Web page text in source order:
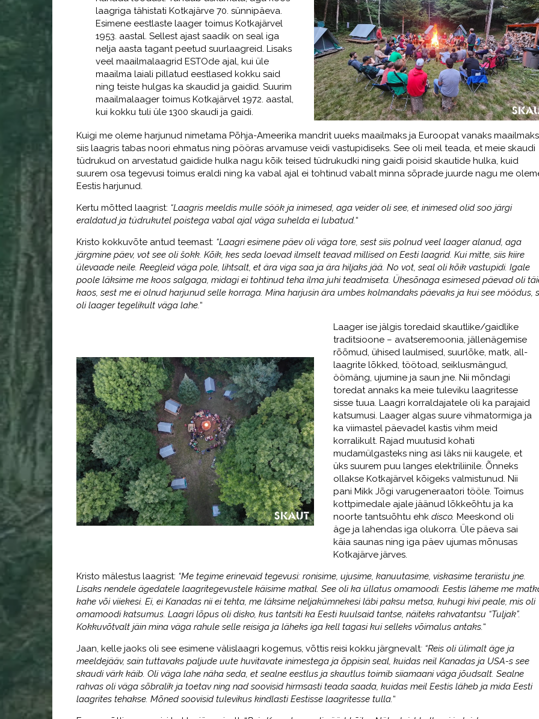
laagriga tähistati Kotkajärve 70. sünnipäeva.
Esimene eestlaste laager toimus Kotkajärvel
1953. aastal. Sellest ajast saadik on seal iga
nelja aasta tagant peetud suurlaagreid. Lisaks
veel maailmalaagrid ESTOde ajal, kui üle
maailma laiali pillatud eestlased kokku said
ning teiste hulgas ka skaudid ja gaidid. Suurim
maailmalaager toimus Kotkajärvel 1972. aastal,
kui kokku tuli üle 1300 skaudi ja gaidi.
Kuigi me oleme harjunud nimetama Põhja-Ameerika mandrit uueks maailmaks ja Euroopat vanaks
siis laagris tabas noori ehmatus ning pööras arvamuse veidi vastupidiseks. See oli meil teada, et meie skaudi
tüdrukud on arvestatud gaidide hulka nagu kõik teised tüdrukudki ning gaidi poisid skautide hulka, kuid
suurem osa tegevusi toimus eraldi ning ka vabal ajal ei tohtinud vabalt minna sõprade juurde nagu me
Eestis harjunud.
Kertu mõtted laagrist: “Laagris meeldis mulle söök ja inimesed, aga veider oli see, et inimesed olid soo järgi
eraldatud ja tüdrukutel poistega vabal ajal väga suhelda ei lubatud.“
Kristo kokkuvõte antud teemast: “Laagri esimene päev oli väga tore, sest siis polnud veel laager alanud, aga
järgmine päev, vot see oli šokk. Kõik, kes seda loevad ilmselt teavad millised on Eesti laagrid. Kui mitte, siis kiire
ülevaade neile. Reegleid väga pole, lihtsalt, et ära viga saa ja ära hiljaks jää. No vot, seal oli kõik vastupidi. Igale
poole läksime me koos salgaga, midagi ei tohtinud teha ilma juhi teadmiseta. Ühesõnaga esimesed päevad oli
kaos, sest me ei olnud harjunud selle korraga. Mina harjusin ära umbes kolmandaks päevaks ja kui see möödus,
oli laager tegelikult väga lahe.“
Laager ise jälgis toredaid skautlike/gaidlike
traditsioone – avatseremoonia, jällenägemise
rõõmud, ühised laulmised, suurlõke, matk, all-
laagrite lõkked, töötoad, seiklusmängud,
öömäng, ujumine ja saun jne. Nii mõndagi
toredat annaks ka meie tuleviku laagritesse
sisse tuua. Laagri korraldajatele oli ka parajaid
katsumusi. Laager algas suure vihmatormiga ja
ka viimastel päevadel kastis vihm meid
korralikult. Rajad muutusid kohati
mudamülgasteks ning asi läks nii kaugele, et
üks suurem puu langes elektriliinile. Õnneks
ollakse Kotkajärvel kõigeks valmistunud. Nii
pani Mikk Jõgi varugeneraatori tööle. Toimus
kottpimedale ajale jäänud lõkkeõhtu ja ka
noorte tantsuõhtu ehk disco. Meeskond oli
äge ja lahendas iga olukorra. Üle päeva sai
käia saunas ning iga päev ujumas mõnusas
Kotkajärve järves.
Kristo mälestus laagrist: “Me tegime erinevaid tegevusi: ronisime, ujusime, kanuutasime, viskasime terariistu jne.
Lisaks nendele ägedatele laagritegevustele käisime matkal. See oli ka üllatus omamoodi. Eestis läheme me
kahe või viiekesi. Ei, ei Kanadas nii ei tehta, me läksime neljakümnekesi läbi paksu metsa, kuhugi kivi peale, mis oli
omamoodi katsumus. Laagri lõpus oli disko, kus tantsiti ka Eesti kuulsaid tantse, näiteks rahvatantsu “Tuljak”.
Kokkuvõtvalt jäin mina väga rahule selle reisiga ja läheks iga kell tagasi kui selleks võimalus antaks.“
Jaan, kelle jaoks oli see esimene välislaagri kogemus, võttis reisi kokku järgnevalt: “Reis oli ülimalt äge ja
meeldejääv, sain tuttavaks paljude uute huvitavate inimestega ja õppisin seal, kuidas neil Kanadas ja USA-s see
skaudi värk käib. Oli väga lahe näha seda, et sealne eestlus ja skautlus toimib siiamaani väga jõudsalt. Sealne
rahvas oli väga sõbralik ja toetav ning nad soovisid hirmsasti teada saada, kuidas meil Eestis läheb ja mida Eesti
laagrites tehakse. Mõned soovisid tulevikus kindlasti Eestisse laagritesse tulla.“